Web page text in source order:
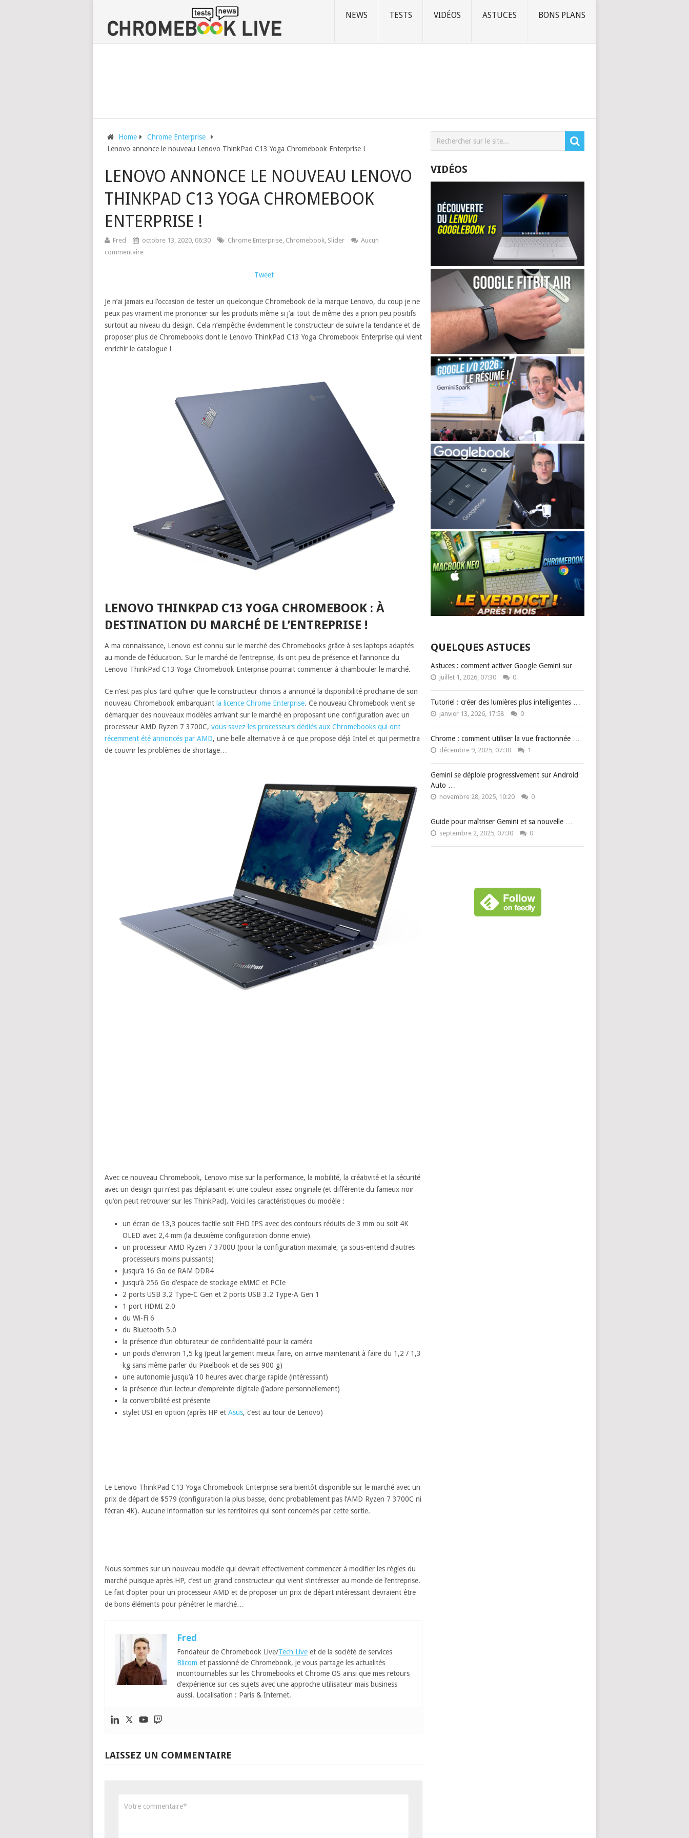
NEWS TESTS VIDÉOS ASTUCES BONS PLANS
Home
Chrome Enterprise
Lenovo annonce le nouveau Lenovo ThinkPad C13 Yoga Chromebook Enterprise !
LENOVO ANNONCE LE NOUVEAU LENOVO
THINKPAD C13 YOGA CHROMEBOOK
ENTERPRISE !
Fred octobre 13, 2020, 06:30 Chrome Enterprise, Chromebook, Slider
Aucun
commentaire
Tweet
Je n’ai jamais eu l’occasion de tester un quelconque Chromebook de la marque Lenovo, du coup je ne
peux pas vraiment me prononcer sur les produits même si j’ai tout de même des a priori peu positifs
surtout au niveau du design. Cela n’empêche évidemment le constructeur de suivre la tendance et de
proposer plus de Chromebooks dont le Lenovo ThinkPad C13 Yoga Chromebook Enterprise qui vient
enrichir le catalogue !
LENOVO THINKPAD C13 YOGA CHROMEBOOK : À
DESTINATION DU MARCHÉ DE L’ENTREPRISE !
A ma connaissance, Lenovo est connu sur le marché des Chromebooks grâce à ses laptops adaptés
au monde de l’éducation. Sur le marché de l’entreprise, ils ont peu de présence et l’annonce du
Lenovo ThinkPad C13 Yoga Chromebook Enterprise pourrait commencer à chambouler le marché.
Ce n’est pas plus tard qu’hier que le constructeur chinois a annoncé la disponibilité prochaine de son
nouveau Chromebook embarquant la licence Chrome Enterprise. Ce nouveau Chromebook vient se
démarquer des nouveaux modèles arrivant sur le marché en proposant une configuration avec un
processeur AMD Ryzen 7 3700C, vous savez les processeurs dédiés aux Chromebooks qui ont
récemment été annoncés par AMD, une belle alternative à ce que propose déjà Intel et qui permettra
de couvrir les problèmes de shortage…
Avec ce nouveau Chromebook, Lenovo mise sur la performance, la mobilité, la créativité et la sécurité
avec un design qui n’est pas déplaisant et une couleur assez originale (et différente du fameux noir
qu’on peut retrouver sur les ThinkPad). Voici les caractéristiques du modèle :
un écran de 13,3 pouces tactile soit FHD IPS avec des contours réduits de 3 mm ou soit 4K
OLED avec 2,4 mm (la deuxième configuration donne envie)
un processeur AMD Ryzen 7 3700U (pour la configuration maximale, ça sous-entend d’autres
processeurs moins puissants)
jusqu’à 16 Go de RAM DDR4
jusqu’à 256 Go d’espace de stockage eMMC et PCIe
2 ports USB 3.2 Type-C Gen et 2 ports USB 3.2 Type-A Gen 1
1 port HDMI 2.0
du Wi-Fi 6
du Bluetooth 5.0
la présence d’un obturateur de confidentialité pour la caméra
un poids d’environ 1,5 kg (peut largement mieux faire, on arrive maintenant à faire du 1,2 / 1,3
kg sans même parler du Pixelbook et de ses 900 g)
une autonomie jusqu’à 10 heures avec charge rapide (intéressant)
la présence d’un lecteur d’empreinte digitale (j’adore personnellement)
la convertibilité est présente
stylet USI en option (après HP et Asus, c’est au tour de Lenovo)
Le Lenovo ThinkPad C13 Yoga Chromebook Enterprise sera bientôt disponible sur le marché avec un
prix de départ de $579 (configuration la plus basse, donc probablement pas l’AMD Ryzen 7 3700C ni
l’écran 4K). Aucune information sur les territoires qui sont concernés par cette sortie.
Nous sommes sur un nouveau modèle qui devrait effectivement commencer à modifier les règles du
marché puisque après HP, c’est un grand constructeur qui vient s’intéresser au monde de l’entreprise.
Le fait d’opter pour un processeur AMD et de proposer un prix de départ intéressant devraient être
de bons éléments pour pénétrer le marché…
Fred
Fondateur de Chromebook Live/Tech Liveet de la société de services
Blicom et passionné de Chromebook, je vous partage les actualités
incontournables sur les Chromebooks et Chrome OS ainsi que mes retours
d’expérience sur ces sujets avec une approche utilisateur mais business
aussi. Localisation : Paris & Internet.
LAISSEZ UN COMMENTAIRE
VIDÉOS
QUELQUES ASTUCES
Astuces : comment activer Google Gemini sur …
juillet 1, 2026, 07:30 0
Tutoriel : créer des lumières plus intelligentes …
janvier 13, 2026, 17:58 0
Chrome : comment utiliser la vue fractionnée …
décembre 9, 2025, 07:30 1
Gemini se déploie progressivement sur Android
Auto …
novembre 28, 2025, 10:20 0
Guide pour maîtriser Gemini et sa nouvelle …
septembre 2, 2025, 07:30 0